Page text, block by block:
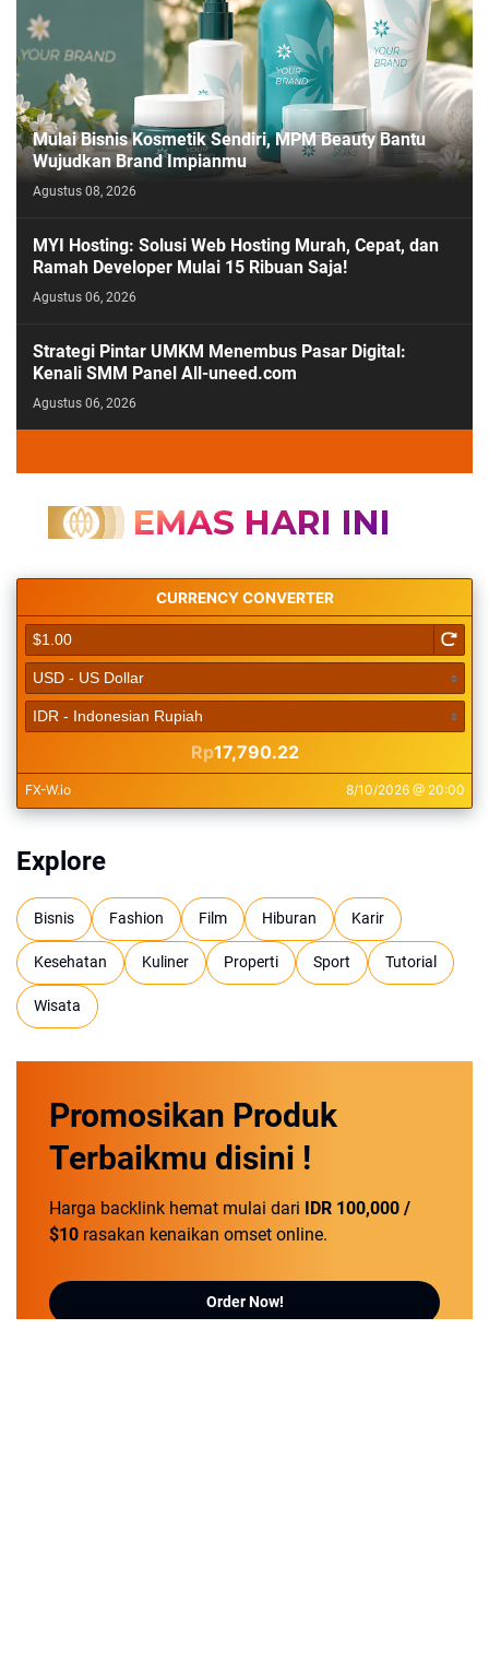
Mulai Bisnis Kosmetik Sendiri, MPM Beauty Bantu
Wujudkan Brand Impianmu
Agustus 08, 2026
MYI Hosting: Solusi Web Hosting Murah, Cepat, dan
Ramah Developer Mulai 15 Ribuan Saja!
Agustus 06, 2026
Strategi Pintar UMKM Menembus Pasar Digital:
Kenali SMM Panel All-uneed.com
Agustus 06, 2026
Explore
Bisnis Fashion Film Hiburan Karir
Kesehatan Kuliner Properti Sport Tutorial
Wisata
Promosikan Produk
Terbaikmu disini !
Harga backlink hemat mulai dari IDR 100,000 /
$10 rasakan kenaikan omset online.
Order Now!